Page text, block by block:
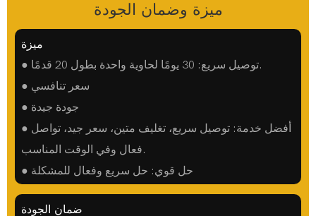
ميزة وضمان الجودة
ميزة
● توصيل سريع: 30 يومًا لحاوية واحدة بطول 20 قدمًا.
● سعر تنافسي
● جودة جيدة
● أفضل خدمة: توصيل سريع، تغليف متين، سعر جيد، تواصل
فعال وفي الوقت المناسب.
● حل قوي: حل سريع وفعال للمشكلة
ضمان الجودة